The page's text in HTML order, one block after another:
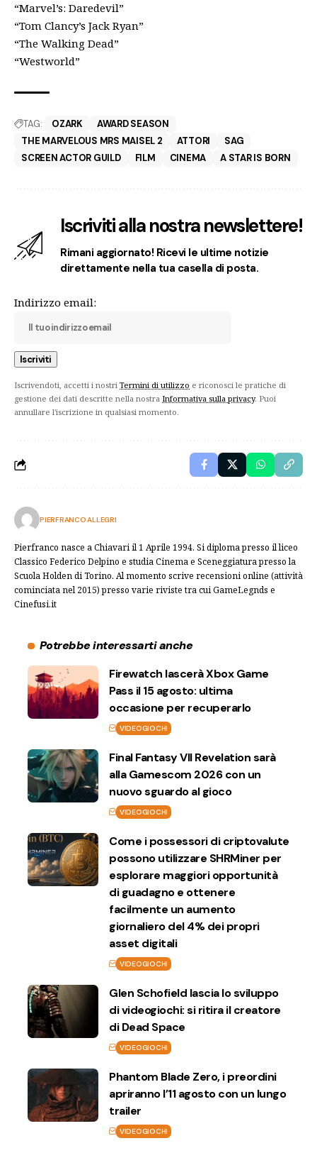
“Marvel’s: Daredevil”
“Tom Clancy’s Jack Ryan”
“The Walking Dead”
“Westworld”
TAG: OZARK
AWARD SEASON
THE MARVELOUS MRS MAISEL 2
ATTORI
SAG
SCREEN ACTOR GUILD
FILM CINEMA A STAR IS BORN
Iscriviti alla nostra newslettere!
Rimani aggiornato! Ricevi le ultime notizie
direttamente nella tua casella di posta.
Indirizzo email:
Iscrivendoti, accetti i nostri Termini di utilizzo e riconosci le pratiche di
gestione dei dati descritte nella nostra Informativa sulla privacy. Puoi
annullare l'iscrizione in qualsiasi momento.
PIERFRANCO ALLEGRI
Pierfranco nasce a Chiavari il 1 Aprile 1994. Si diploma presso il liceo
Classico Federico Delpino e studia Cinema e Sceneggiatura presso la
Scuola Holden di Torino. Al momento scrive recensioni online (attività
cominciata nel 2015) presso varie riviste tra cui GameLegnds e
Cinefusi.it
Potrebbe interessarti anche
Firewatch lascerà Xbox Game
Pass il 15 agosto: ultima
occasione per recuperarlo
VIDEOGIOCHI
Final Fantasy VII Revelation sarà
alla Gamescom 2026 con un
nuovo sguardo al gioco
VIDEOGIOCHI
Come i possessori di criptovalute
possono utilizzare SHRMiner per
esplorare maggiori opportunità
di guadagno e ottenere
facilmente un aumento
giornaliero del 4% dei propri
asset digitali
VIDEOGIOCHI
Glen Schofield lascia lo sviluppo
di videogiochi: si ritira il creatore
di Dead Space
VIDEOGIOCHI
Phantom Blade Zero, i preordini
apriranno l’11 agosto con un lungo
trailer
VIDEOGIOCHI